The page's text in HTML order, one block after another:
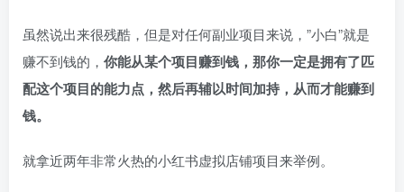
虽然说出来很残酷，但是对任何副业项目来说，”小白”就是
赚不到钱的， 你能从某个项目赚到钱，那你一定是拥有了匹
配这个项目的能力点，然后再辅以时间加持，从而才能赚到
钱。
就拿近两年非常火热的小红书虚拟店铺项目来举例。​